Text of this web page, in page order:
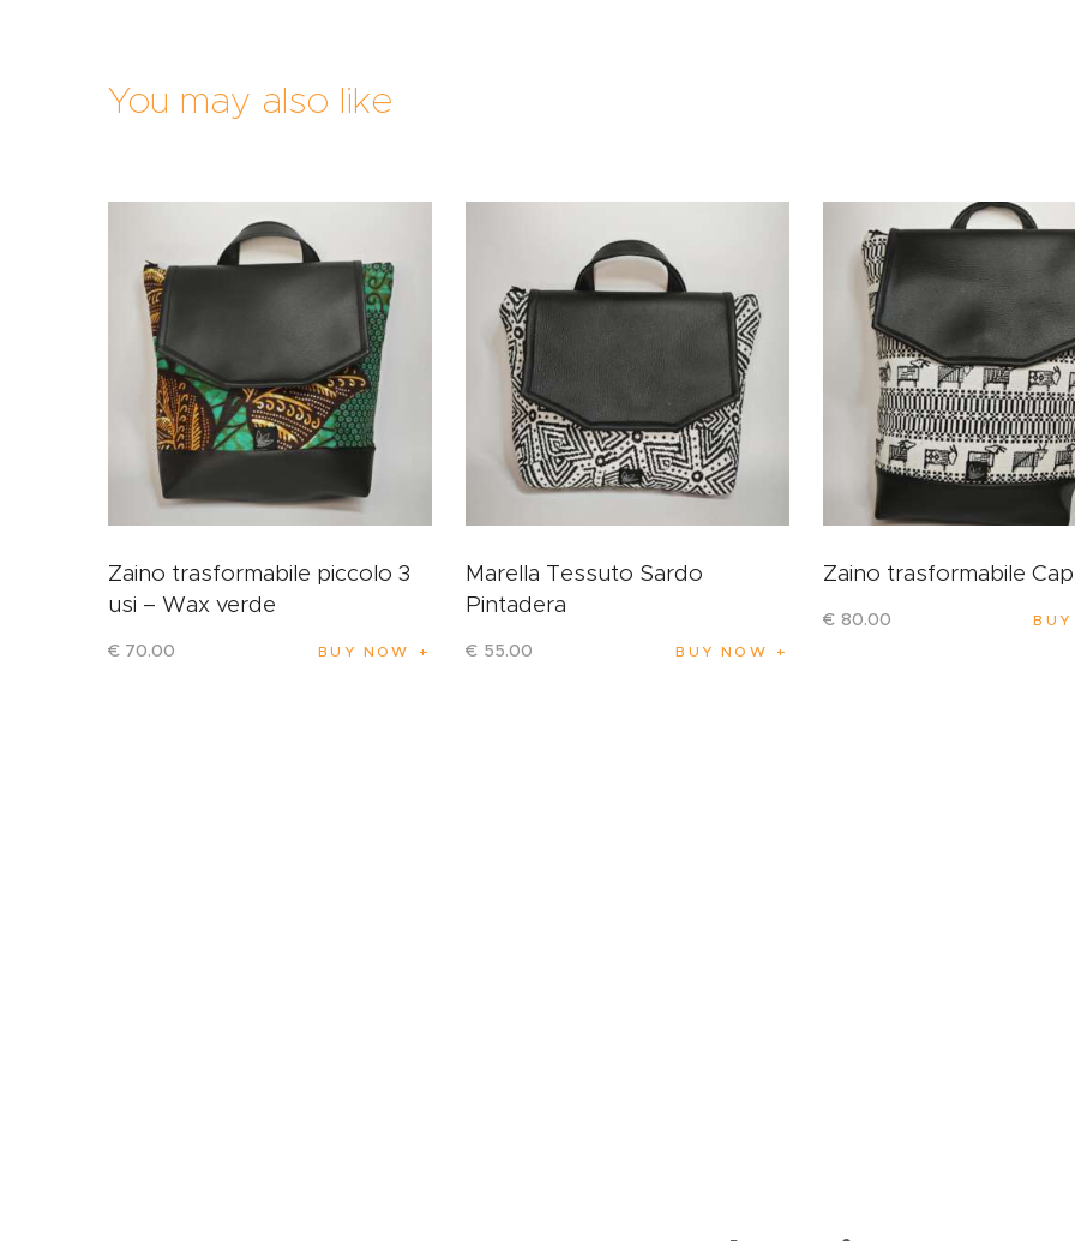
You may also like
Zaino trasformabile piccolo 3
usi – Wax verde
€ 70.00 BUY NOW
Marella Tessuto Sardo
Pintadera
€ 55.00 BUY NOW
Zaino trasformabile
€ 80.00